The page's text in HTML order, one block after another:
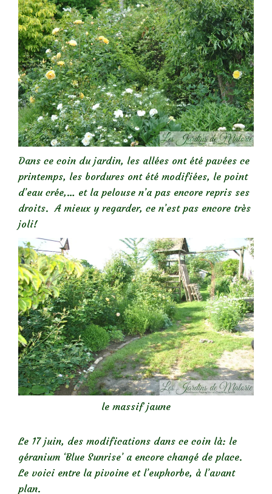
Dans ce coin du jardin, les allées ont été pavées ce
printemps, les bordures ont été modifiées, le point
d’eau crée,… et la pelouse n’a pas encore repris ses
droits. A mieux y regarder, ce n’est pas encore très
joli!
le massif jaune
Le 17 juin, des modifications dans ce coin là: le
géranium ‘Blue Sunrise’ a encore changé de place.
Le voici entre la pivoine et l’euphorbe, à l’avant
plan.